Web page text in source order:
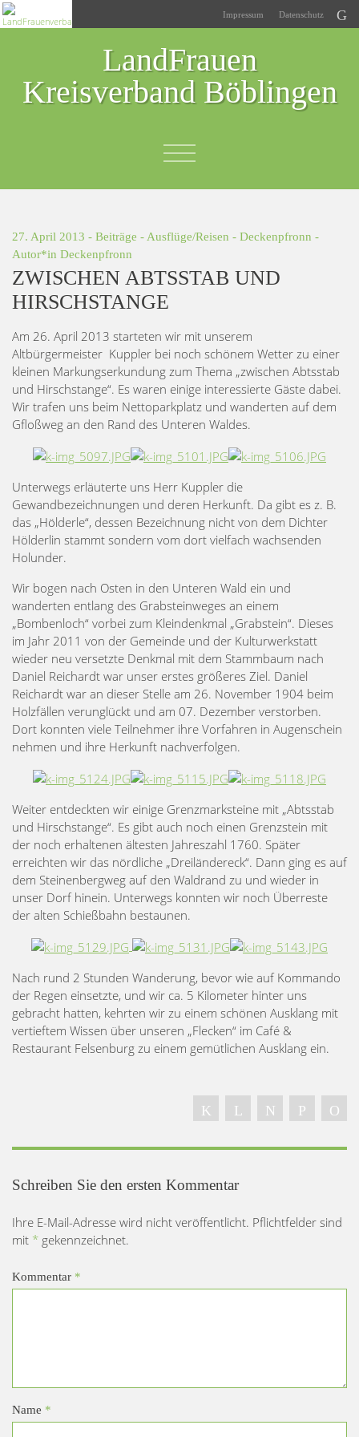
Impressum Datenschutz
LandFrauen
Kreisverband Böblingen
27. April 2013 - Beiträge - Ausflüge/Reisen - Deckenpfronn -
Autor*in Deckenpfronn
ZWISCHEN ABTSSTAB UND
HIRSCHSTANGE
Am 26. April 2013 starteten wir mit unserem
Altbürgermeister Kuppler bei noch schönem Wetter zu einer
kleinen Markungserkundung zum Thema „zwischen Abtsstab
und Hirschstange“. Es waren einige interessierte Gäste dabei.
Wir trafen uns beim Nettoparkplatz und wanderten auf dem
Gfloßweg an den Rand des Unteren Waldes.
Unterwegs erläuterte uns Herr Kuppler die
Gewandbezeichnungen und deren Herkunft. Da gibt es z. B.
das „Hölderle“, dessen Bezeichnung nicht von dem Dichter
Hölderlin stammt sondern vom dort vielfach wachsenden
Holunder.
Wir bogen nach Osten in den Unteren Wald ein und
wanderten entlang des Grabsteinweges an einem
„Bombenloch“ vorbei zum Kleindenkmal „Grabstein“. Dieses
im Jahr 2011 von der Gemeinde und der Kulturwerkstatt
wieder neu versetzte Denkmal mit dem Stammbaum nach
Daniel Reichardt war unser erstes größeres Ziel. Daniel
Reichardt war an dieser Stelle am 26. November 1904 beim
Holzfällen verunglückt und am 07. Dezember verstorben.
Dort konnten viele Teilnehmer ihre Vorfahren in Augenschein
nehmen und ihre Herkunft nachverfolgen.
Weiter entdeckten wir einige Grenzmarksteine mit „Abtsstab
und Hirschstange“. Es gibt auch noch einen Grenzstein mit
der noch erhaltenen ältesten Jahreszahl 1760. Später
erreichten wir das nördliche „Dreiländereck“. Dann ging es auf
dem Steinenbergweg auf den Waldrand zu und wieder in
unser Dorf hinein. Unterwegs konnten wir noch Überreste
der alten Schießbahn bestaunen.
Nach rund 2 Stunden Wanderung, bevor wie auf Kommando
der Regen einsetzte, und wir ca. 5 Kilometer hinter uns
gebracht hatten, kehrten wir zu einem schönen Ausklang mit
vertieftem Wissen über unseren „Flecken“ im Café &
Restaurant Felsenburg zu einem gemütlichen Ausklang ein.
Schreiben Sie den ersten Kommentar
Ihre E-Mail-Adresse wird nicht veröffentlicht. Pflichtfelder sind
mit * gekennzeichnet.
Kommentar *
Name *